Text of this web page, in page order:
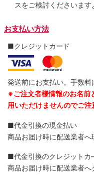
スをご検討くださいます
お支払い方法
■クレジットカード
発送前にお支払い。手数料
※ご注文者様情報のお名前
用いただけませんのでご注
■代金引換の現金払い
商品お届け時に配送業者へ
■代金引換のクレジット
商品お届け時に配送業者へ